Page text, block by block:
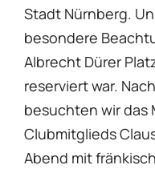
Stadt Nürnberg.
besondere
Albrecht Dürer
reserviert war.
besuchten wir das
Clubmitglieds
Abend mit